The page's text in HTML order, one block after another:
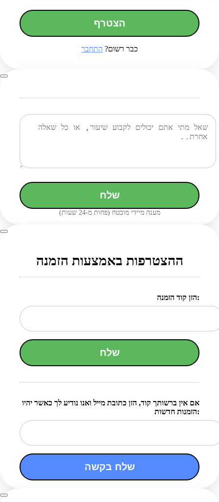
הצטרף
כבר רשום? התחבר
שלח
מענה מיידי מובטח (פחות מ-24 שעות)
ההצטרפות באמצעות הזמנה
הזן קוד הזמנה:
שלח
אם אין ברשותך קוד, הזן כתובת מייל ואנו נודיע לך כאשר יהיו
הזמנות חדשות:
שלח בקשה